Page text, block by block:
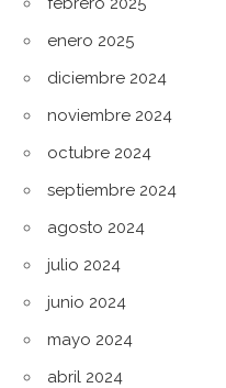
enero 2025
diciembre 2024
noviembre 2024
octubre 2024
septiembre 2024
agosto 2024
julio 2024
junio 2024
mayo 2024
abril 2024